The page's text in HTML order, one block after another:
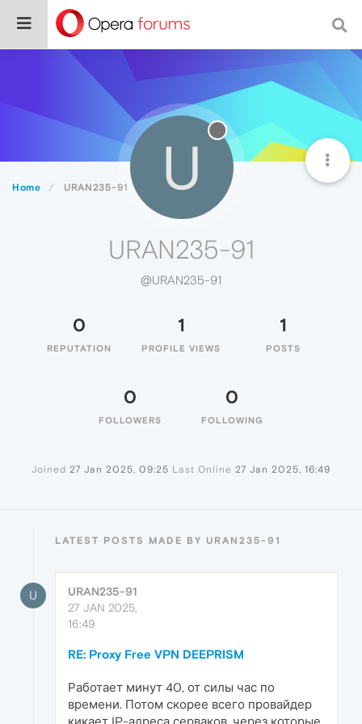
Home URAN235-91 U
URAN235-91
@URAN235-91
0
REPUTATION
1
PROFILE VIEWS
1
POSTS
0
FOLLOWERS
0
FOLLOWING
Joined 27 Jan 2025, 09:25 Last Online 27 Jan 2025, 16:49
LATEST POSTS MADE BY URAN235-91
U
URAN235-91
27 JAN 2025,
16:49
RE: Proxy Free VPN DEEPRISM
Работает минут 40, от силы час по
времени. Потом скорее всего провайдер
кикает IP-адреса серваков, через которые